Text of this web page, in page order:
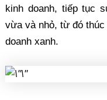
kinh doanh, tiếp tục
vừa và nhỏ, từ đó
doanh xanh.